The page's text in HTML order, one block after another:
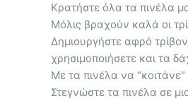
Κρατήστε όλα τα πινέλα
Μόλις βραχούν καλά οι
Δημιουργήστε αφρό
χρησιμοποιήσετε και τα
Με τα πινέλα να
Στεγνώστε τα πινέλα σε